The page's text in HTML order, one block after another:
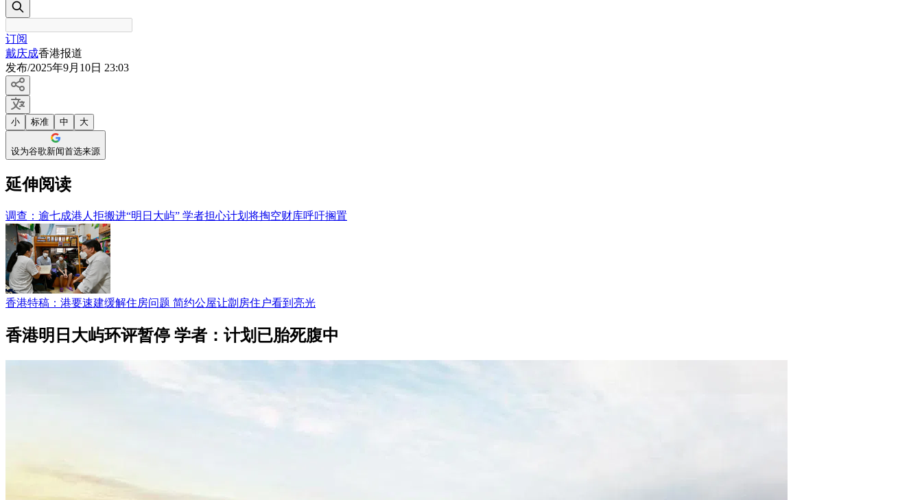
订阅
戴庆成香港报道
发布/2025年9月10日 23:03
小 标准 中 大
设为谷歌新闻首选来源
延伸阅读
调查：逾七成港人拒搬进“明日大屿” 学者担心计划将掏空财库呼吁搁置
香港特稿：港要速建缓解住房问题 简约公屋让劏房住户看到亮光
香港明日大屿环评暂停 学者：计划已胎死腹中